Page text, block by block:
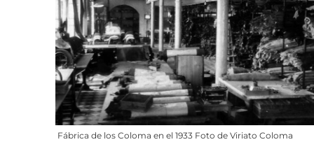
Fábrica de los Coloma en el 1933 Foto de Viriato Coloma